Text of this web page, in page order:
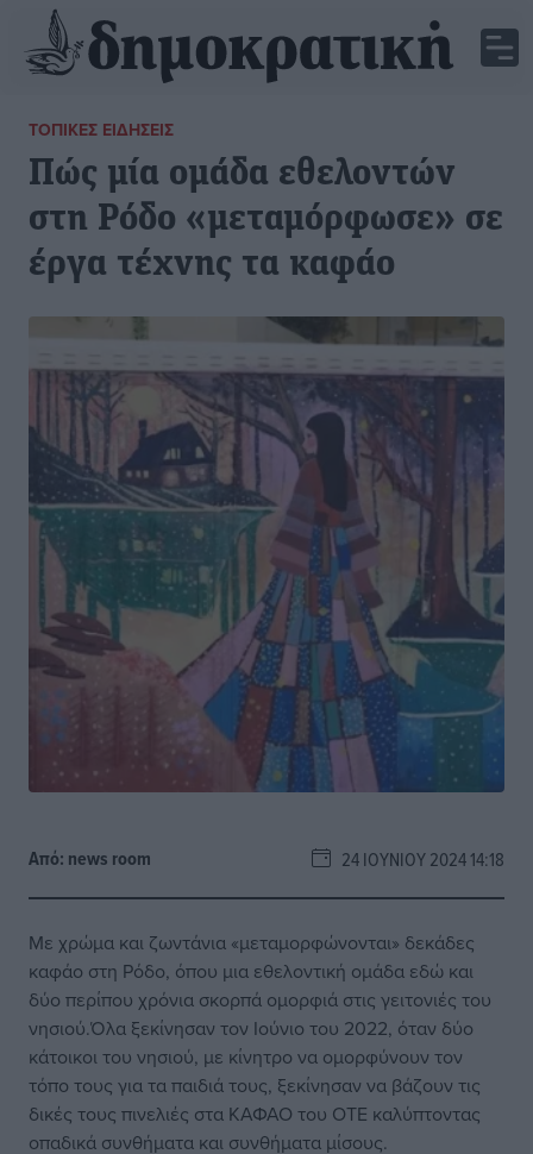
ΤΟΠΙΚΈΣ ΕΙΔΉΣΕΙΣ
Πώς μία ομάδα εθελοντών
στη Ρόδο «μεταμόρφωσε» σε
έργα τέχνης τα καφάο
Από: news room 24 ΙΟΥΝΊΟΥ 2024 14:18
Με χρώμα και ζωντάνια «μεταμορφώνονται» δεκάδες
καφάο στη Ρόδο, όπου μια εθελοντική ομάδα εδώ και
δύο περίπου χρόνια σκορπά ομορφιά στις γειτονιές του
νησιού.Όλα ξεκίνησαν τον Ιούνιο του 2022, όταν δύο
κάτοικοι του νησιού, με κίνητρο να ομορφύνουν τον
τόπο τους για τα παιδιά τους, ξεκίνησαν να βάζουν τις
δικές τους πινελιές στα ΚΑΦΑΟ του ΟΤΕ καλύπτοντας
οπαδικά συνθήματα και συνθήματα μίσους.